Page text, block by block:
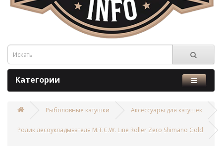
Категории
Рыболовные катушки Аксессуары для катушек
Ролик лесоукладывателя M.T.C.W. Line Roller Zero Shimano Gold